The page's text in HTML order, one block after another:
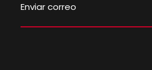
Enviar correo